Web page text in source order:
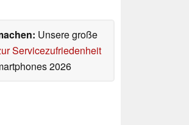
Unsere große
Servicezufriedenheit
2026